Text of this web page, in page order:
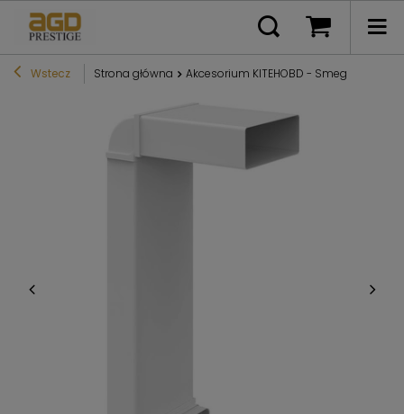
Wstecz Strona główna Akcesorium KITEHOBD - Smeg